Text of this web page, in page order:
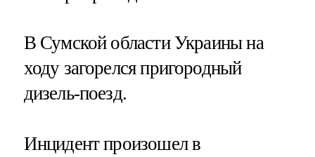
В Сумской области Украины на
ходу загорелся пригородный
дизель-поезд.
Инцидент произошел в